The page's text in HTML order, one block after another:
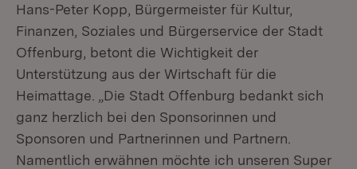
Hans-Peter Kopp, Bürgermeister für Kultur,
Finanzen, Soziales und Bürgerservice der Stadt
Offenburg, betont die Wichtigkeit der
Unterstützung aus der Wirtschaft für die
Heimattage. „Die Stadt Offenburg bedankt sich
ganz herzlich bei den Sponsorinnen und
Sponsoren und Partnerinnen und Partnern.
Namentlich erwähnen möchte ich unseren Super